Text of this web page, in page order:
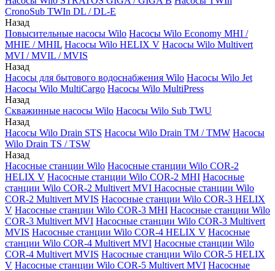
CronoSub TWIn DL / DL-E
Назад
Повысительные насосы Wilo Насосы Wilo Economy MHI /
MHIE / MHIL Насосы Wilo HELIX V Насосы Wilo Multivert
MVI / MVIL / MVIS
Назад
Насосы для бытового водоснабжения Wilo Насосы Wilo Jet
Насосы Wilo MultiCargo Насосы Wilo MultiPress
Назад
Скважинные насосы Wilo Насосы Wilo Sub TWU
Назад
Насосы Wilo Drain STS Насосы Wilo Drain TM / TMW Насосы
Wilo Drain TS / TSW
Назад
Насосные станции Wilo Насосные станции Wilo COR-2
HELIX V Насосные станции Wilo COR-2 MHI Насосные
станции Wilo COR-2 Multivert MVI Насосные станции Wilo
COR-2 Multivert MVIS Насосные станции Wilo COR-3 HELIX
V Насосные станции Wilo COR-3 MHI Насосные станции Wilo
COR-3 Multivert MVI Насосные станции Wilo COR-3 Multivert
MVIS Насосные станции Wilo COR-4 HELIX V Насосные
станции Wilo COR-4 Multivert MVI Насосные станции Wilo
COR-4 Multivert MVIS Насосные станции Wilo COR-5 HELIX
V Насосные станции Wilo COR-5 Multivert MVI Насосные